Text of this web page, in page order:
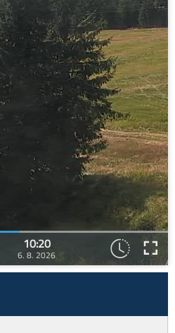
10:20
6. 8. 2026